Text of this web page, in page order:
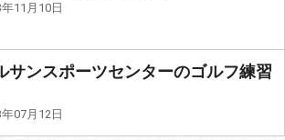
11月10日
サンスポーツセンターのゴルフ練習
07月12日